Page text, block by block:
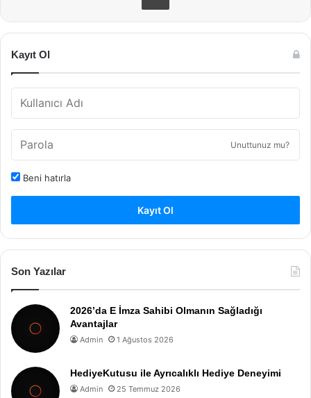
Kayıt Ol
Unuttunuz mu?
Beni hatırla
Kayıt Ol
Son Yazılar
2026’da E İmza Sahibi Olmanın Sağladığı
Avantajlar
Admin 1 Ağustos 2026
HediyeKutusu ile Ayrıcalıklı Hediye Deneyimi
Admin 25 Temmuz 2026